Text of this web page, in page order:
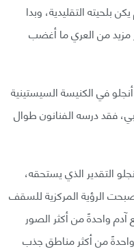
التقليدية، وبدا
مزيد من العري ما أغضب
في الكنيسة السيستينية
فقد درسه الفنانون طوال
التقدير الذي يستحقه،
الرؤية المركزية للسقف
واحدةً من أكثر الصور
واحدةً من أكثر مناطق جذب